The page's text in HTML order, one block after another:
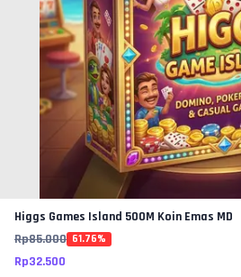
Higgs Games Island 500M Koin Emas MD
Rp85.000 61.76%
Rp32.500